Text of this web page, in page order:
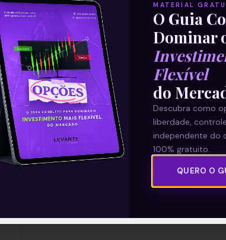
MATERIAL
O Guia
Dominar
Flexível
do
Descubra como
liberdade,
independente do
100% gratuito.
QUERO O